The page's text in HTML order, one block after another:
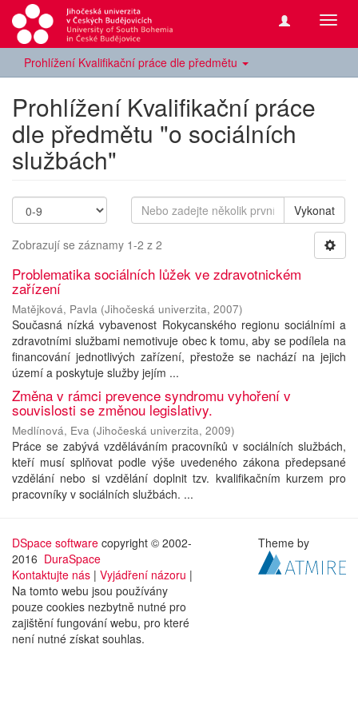
Prohlížení Kvalifikační práce dle předmětu
Prohlížení Kvalifikační práce
dle předmětu "o sociálních
službách"
Vykonat
Zobrazují se záznamy 1-2 z 2
Problematika sociálních lůžek ve zdravotnickém
zařízení
Matějková, Pavla (Jihočeská univerzita, 2007)
Současná nízká vybavenost Rokycanského regionu sociálními a
zdravotními službami nemotivuje obec k tomu, aby se podílela na
financování jednotlivých zařízení, přestože se nachází na jejich
území a poskytuje služby jejím ...
Změna v rámci prevence syndromu vyhoření v
souvislosti se změnou legislativy.
Medlínová, Eva (Jihočeská univerzita, 2009)
Práce se zabývá vzděláváním pracovníků v sociálních službách,
kteří musí splňovat podle výše uvedeného zákona předepsané
vzdělání nebo si vzdělání doplnit tzv. kvalifikačním kurzem pro
pracovníky v sociálních službách. ...
DSpace software copyright © 2002-
2016 DuraSpace
Kontaktujte nás | Vyjádření názoru |
Na tomto webu jsou používány
pouze cookies nezbytně nutné pro
zajištění fungování webu, pro které
není nutné získat souhlas.
Theme by